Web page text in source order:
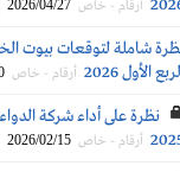
أرقام - خاص 2026/04/27
شاملة لتوقعات بيوت
الأول 2026
أرقام - خاص
نظرة على أداء شركة الدواء
أرقام - خاص 2026/02/15